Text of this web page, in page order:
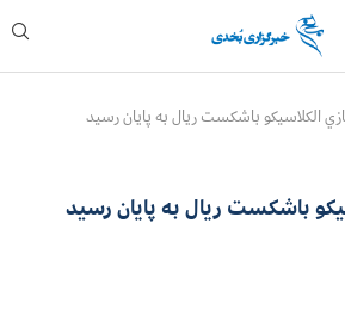
الكلاسيكو باشكست ريال به پايان رسيد
باشكست ريال به پايان رسيد